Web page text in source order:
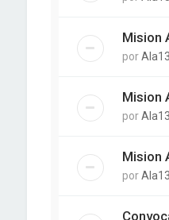
Mision
por
Mision
por
Mision
por